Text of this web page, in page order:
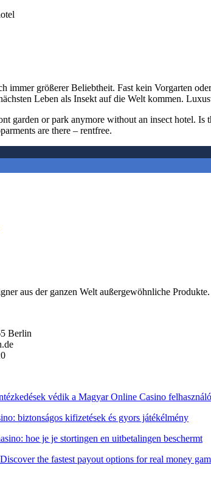
immer größerer Beliebtheit. Fast kein Vorgarten
Leben als Insekt auf die Welt kommen.
garden or park anymore without an insect hotel.
are there – rentfree.
aus der ganzen Welt außergewöhnliche
Berlin
védik a Magyar Online Casino
biztonságos kifizetések és gyors játékélmény
hoe je je stortingen en uitbetalingen beschermt
the fastest payout options for real money